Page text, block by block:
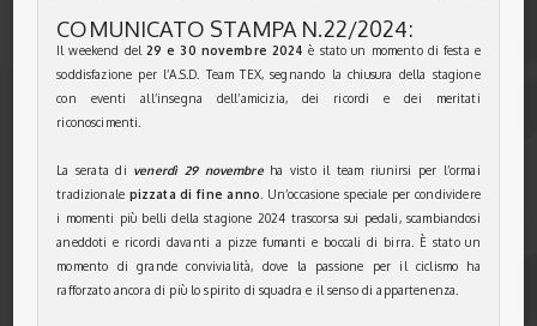
COMUNICATO STAMPA N.22/2024:
Il weekend del 29 e 30 novembre 2024 è stato un momento di festa e
soddisfazione per l’A.S.D. Team TEX, segnando la chiusura della stagione
con eventi all’insegna dell’amicizia, dei ricordi e dei meritati
riconoscimenti.
La serata di venerdì 29 novembreha visto il team riunirsi per l’ormai
tradizionale pizzata di fine anno . Un’occasione speciale per condividere
i momenti più belli della stagione 2024 trascorsa sui pedali, scambiandosi
aneddoti e ricordi davanti a pizze fumanti e boccali di birra. È stato un
momento di grande convivialità, dove la passione per il ciclismo ha
rafforzato ancora di più lo spirito di squadra e il senso di appartenenza.